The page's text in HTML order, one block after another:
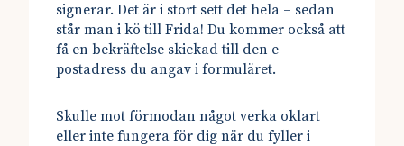
signerar. Det är i stort sett det hela – sedan
står man i kö till Frida! Du kommer också att
få en bekräftelse skickad till den e-
postadress du angav i formuläret.
Skulle mot förmodan något verka oklart
eller inte fungera för dig när du fyller i